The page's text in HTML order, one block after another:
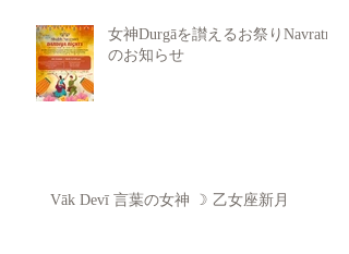
女神Durgāを讃えるお祭りNavratri
のお知らせ
Vāk Devī 言葉の女神 ☽ 乙女座新月